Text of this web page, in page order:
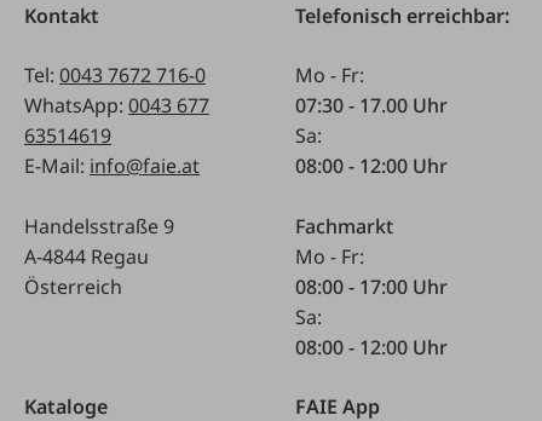
Kontakt
Tel: 0043 7672 716-0
WhatsApp: 0043 677
63514619
E-Mail: info@faie.at
Handelsstraße 9
A-4844 Regau
Österreich
Telefonisch erreichbar:
Mo - Fr:
07:30 - 17.00 Uhr
Sa:
08:00 - 12:00 Uhr
Fachmarkt
Mo - Fr:
08:00 - 17:00 Uhr
Sa:
08:00 - 12:00 Uhr
Kataloge
FAIE App